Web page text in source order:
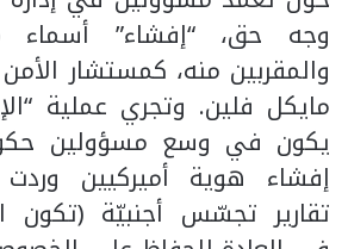
وجه حق، “إفشاء”
والمقربين منه، كمستشار
مايكل فلين. وتجري عملية
يكون في وسع مسؤولين
إفشاء هوية أميركيين
تقارير تجسّس أجنبيّة (تكون